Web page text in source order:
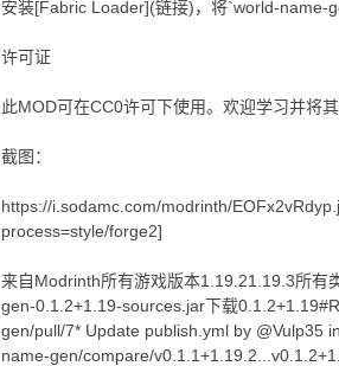
安装[Fabric Loader](链接)，将`world-name-
许可证
此MOD可在CC0许可下使用。欢迎学习并将其
截图：
https://i.sodamc.com/modrinth/
process=style/forge2]
来自Modrinth所有游戏版本1.19.21.19.3所
gen-0.1.2+1.19-sources.jar下载
gen/pull/7* Update publish.yml by @Vulp35
name-gen/compare/